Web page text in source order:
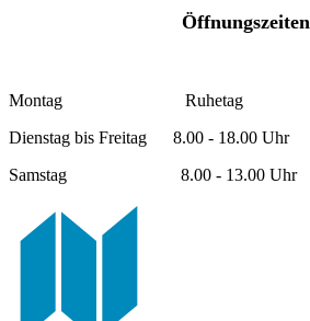
Öffnungszeiten
Montag Ruhetag
Dienstag bis Freitag 8.00 - 18.00 Uhr
Samstag 8.00 - 13.00 Uhr